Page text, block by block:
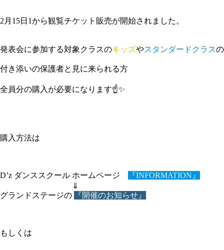
2月15日1から観覧チケット販売が開始されました。
発表会に参加する対象クラスのキッズやスタンダードクラスの
付き添いの保護者と見に来られる方
全員分の購入が必要になります☝️✨
購入方法は
D’z ダンススクール ホームページ
『INFORMATION』
⇓
グランドステージの
『開催のお知らせ』
もしくは